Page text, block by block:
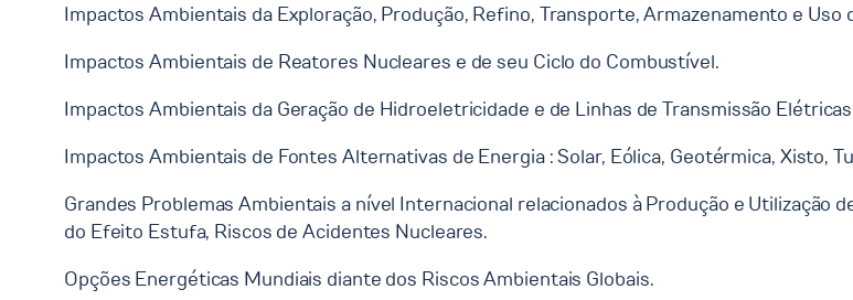
Impactos Ambientais da Exploração, Produção, Refino, Transporte, Armazenamento e Uso
Impactos Ambientais de Reatores Nucleares e de seu Ciclo do Combustível.
Impactos Ambientais da Geração de Hidroeletricidade e de Linhas de Transmissão
Impactos Ambientais de Fontes Alternativas de Energia : Solar, Eólica, Geotérmica, Xisto,
Grandes Problemas Ambientais a nível Internacional relacionados à Produção e Utilização
do Efeito Estufa, Riscos de Acidentes Nucleares.
Opções Energéticas Mundiais diante dos Riscos Ambientais Globais.